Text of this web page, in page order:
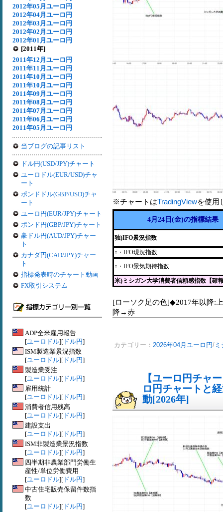
2012年05月ユーロ円
2012年04月ユーロ円
2012年03月ユーロ円
2012年02月ユーロ円
2012年01月ユーロ円
[2011年]
2011年12月ユーロ円
2011年11月ユーロ円
2011年10月ユーロ円
2011年10月ユーロ円
2011年09月ユーロ円
2011年08月ユーロ円
2011年07月ユーロ円
2011年06月ユーロ円
2011年05月ユーロ円
当ブログの記事リスト
ドル円(USD/JPY)チャート
ユーロドル(EUR/USD)チャ
ート
ポンドドル(GBP/USD)チャ
ート
ユーロ円(EUR/JPY)チャート
ポンド円(GBP/JPY)チャート
豪ドル円(AUD/JPY)チャー
ト
カナダ円(CAD/JPY)チャー
ト
指標発表時のチャート動画
FX取引システム
ADP全米雇用報告
[ユーロドル][ ドル円]
ISM製造業景況指数
[ユーロドル][ ドル円]
製造業受注
[ユーロドル][ ドル円]
雇用統計
[ユーロドル][ ドル円]
消費者信用残高
[ユーロドル][ ドル円]
建設支出
[ユーロドル][ ドル円]
ISM非製造業景況指数
[ユーロドル][ ドル円]
四半期非農業部門労働生
産性/単位労働費用
[ユーロドル][ ドル円]
中古住宅販売保留件数指
数
[ユーロドル][ ドル円]
※チャートはTradingViewを使用
4月24日(金)の指標結果
独)IFO景況指数
↑・IFO現況指数
↑・IFO景気期待指数
米)ミシガン大学消費者信頼感指数【確
[ローソク足の色]◆2017年以降
降→赤
カテゴリー： 2026年04月ユーロ円/
【ユーロ円チャ
ロ円チャートと
動[2026年]